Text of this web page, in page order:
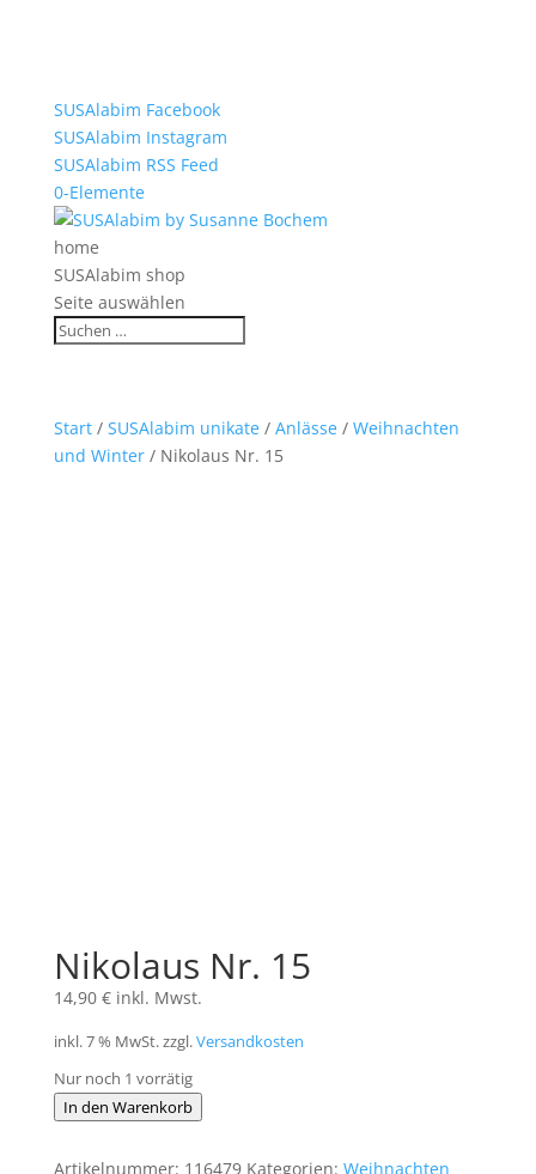
SUSAlabim Facebook
SUSAlabim Instagram
SUSAlabim RSS Feed
0-Elemente
home
SUSAlabim shop
Seite auswählen
Start/ SUSAlabim unikate/ Anlässe/ Weihnachten
und Winter/ Nikolaus Nr. 15
Nikolaus Nr. 15
14,90 € inkl. Mwst.
inkl. 7 % MwSt.zzgl.Versandkosten
Nur noch 1 vorrätig
Nikolaus
15
In den Warenkorb
Artikelnummer: 116479 Kategorien: Weihnachten